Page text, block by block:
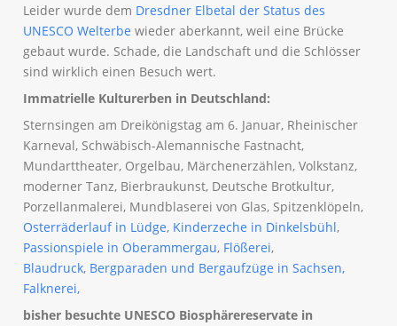
Leider wurde dem Dresdner Elbetal der Status des
UNESCO Welterbe wieder aberkannt, weil eine Brücke
gebaut wurde. Schade, die Landschaft und die Schlösser
sind wirklich einen Besuch wert.
Immatrielle Kulturerben in Deutschland:
Sternsingen am Dreikönigstag am 6. Januar, Rheinischer
Karneval, Schwäbisch-Alemannische Fastnacht,
Mundarttheater, Orgelbau, Märchenerzählen, Volkstanz,
moderner Tanz, Bierbraukunst, Deutsche Brotkultur,
Porzellanmalerei, Mundblaserei von Glas, Spitzenklöpeln,
Osterräderlauf in Lüdge, Kinderzeche in Dinkelsbühl,
Passionspiele in Oberammergau, Flößerei,
Blaudruck, Bergparaden und Bergaufzüge in Sachsen,
Falknerei,
bisher besuchte UNESCO Biosphärereservate in